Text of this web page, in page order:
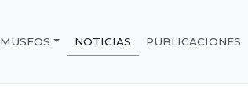
NOTICIAS PUBLICACIONES